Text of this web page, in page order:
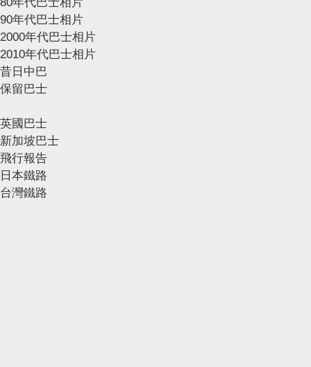
90年代巴士相片
2000年代巴士相片
2010年代巴士相片
昔日中巴
保留巴士
英國巴士
新加坡巴士
飛行報告
日本鐵路
台灣鐵路